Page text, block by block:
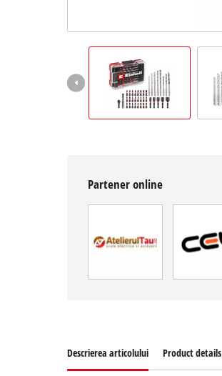
Partener online
Descrierea articolului Product details